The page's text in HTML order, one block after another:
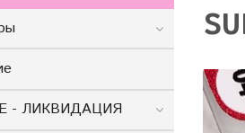
- ЛИКВИДАЦИЯ